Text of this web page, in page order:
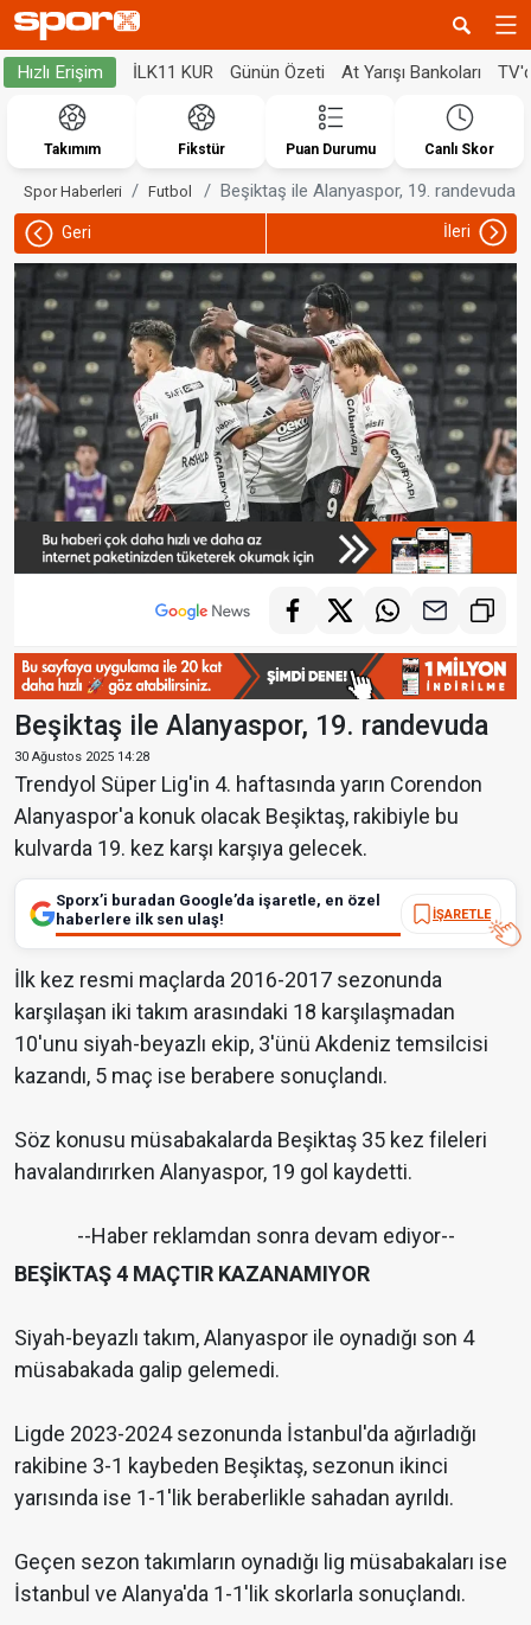
Hızlı Erişim İLK11 KUR Günün Özeti At Yarışı Bankoları
Takımım Fikstür Puan Durumu Canlı Skor
Spor Haberleri Futbol Beşiktaş ile Alanyaspor, 19. randevuda
Geri İleri
Beşiktaş ile Alanyaspor, 19. randevuda
30 Ağustos 2025 14:28
Trendyol Süper Lig'in 4. haftasında yarın Corendon
Alanyaspor'a konuk olacak Beşiktaş, rakibiyle bu
kulvarda 19. kez karşı karşıya gelecek.
Sporx’i buradan Google’da işaretle, en özel
haberlere ilk sen ulaş!
İŞARETLE
İlk kez resmi maçlarda 2016-2017 sezonunda
karşılaşan iki takım arasındaki 18 karşılaşmadan
10'unu siyah-beyazlı ekip, 3'ünü Akdeniz temsilcisi
kazandı, 5 maç ise berabere sonuçlandı.
Söz konusu müsabakalarda Beşiktaş 35 kez fileleri
havalandırırken Alanyaspor, 19 gol kaydetti.
--Haber reklamdan sonra devam ediyor--
BEŞİKTAŞ 4 MAÇTIR KAZANAMIYOR
Siyah-beyazlı takım, Alanyaspor ile oynadığı son 4
müsabakada galip gelemedi.
Ligde 2023-2024 sezonunda İstanbul'da ağırladığı
rakibine 3-1 kaybeden Beşiktaş, sezonun ikinci
yarısında ise 1-1'lik beraberlikle sahadan ayrıldı.
Geçen sezon takımların oynadığı lig müsabakaları ise
İstanbul ve Alanya'da 1-1'lik skorlarla sonuçlandı.